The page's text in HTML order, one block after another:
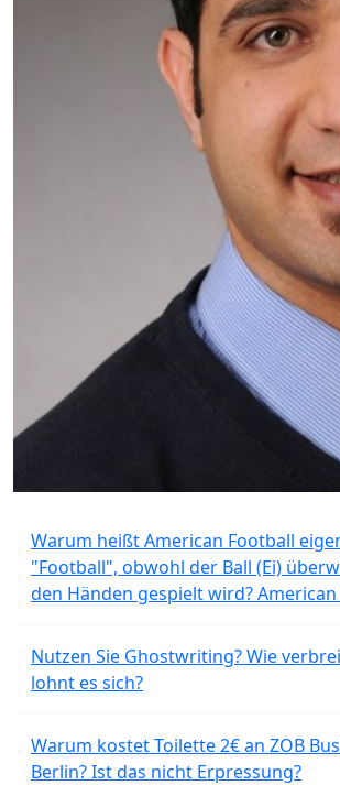
Warum heißt American Football
"Football", obwohl der Ball (Ei)
den Händen gespielt wird?
Nutzen Sie Ghostwriting? Wie
lohnt es sich?
Warum kostet Toilette 2€ an ZOB
Berlin? Ist das nicht Erpressung?